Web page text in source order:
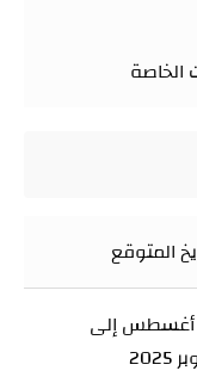
الخاصة
المتوقع
إلى